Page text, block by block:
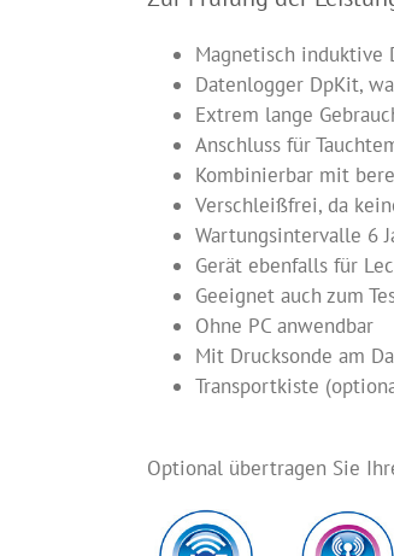
Magnetisch induktive
Datenlogger DpKit,
Extrem lange
Anschluss für
Kombinierbar mit
Verschleißfrei, da
Wartungsintervalle 6
Gerät ebenfalls für
Geeignet auch zum
Ohne PC anwendbar
Mit Drucksonde am
Transportkiste
Optional übertragen Sie